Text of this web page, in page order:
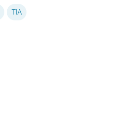
TIA